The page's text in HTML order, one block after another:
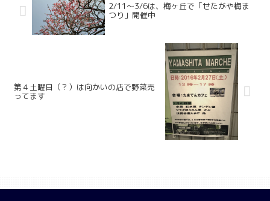
2/11〜3/6は、梅ヶ丘で「せたがや梅ま
つり」開催中
第４土曜日（？）は向かいの店で野菜売
ってます